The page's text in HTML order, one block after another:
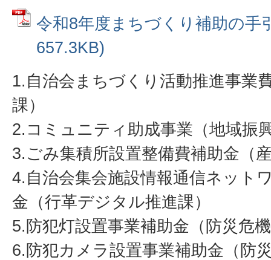
令和8年度まちづくり補助の手
657.3KB)
1.自治会まちづくり活動推進事業
課）
2.コミュニティ助成事業（地域振
3.ごみ集積所設置整備費補助金（
4.自治会集会施設情報通信ネット
金（行革デジタル推進課）
5.防犯灯設置事業補助金（防災危
6.防犯カメラ設置事業補助金（防